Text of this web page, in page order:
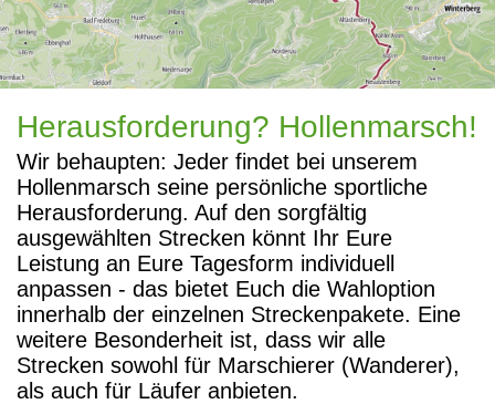
Herausforderung? Hollenmarsch!
Wir behaupten: Jeder findet bei unserem
Hollenmarsch seine persönliche sportliche
Herausforderung. Auf den sorgfältig
ausgewählten Strecken könnt Ihr Eure
Leistung an Eure Tagesform individuell
anpassen - das bietet Euch die Wahloption
innerhalb der einzelnen Streckenpakete. Eine
weitere Besonderheit ist, dass wir alle
Strecken sowohl für Marschierer (Wanderer),
als auch für Läufer anbieten.